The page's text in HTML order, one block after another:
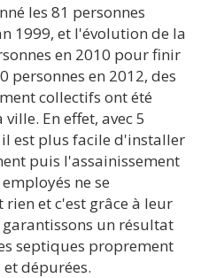
les 81 personnes
1999, et l'évolution de la
en 2010 pour finir
personnes en 2012, des
collectifs ont été
En effet, avec 5
il est plus facile d'installer
puis l'assainissement
ne se
et c'est grâce à leur
un résultat
septiques proprement
dépurées.